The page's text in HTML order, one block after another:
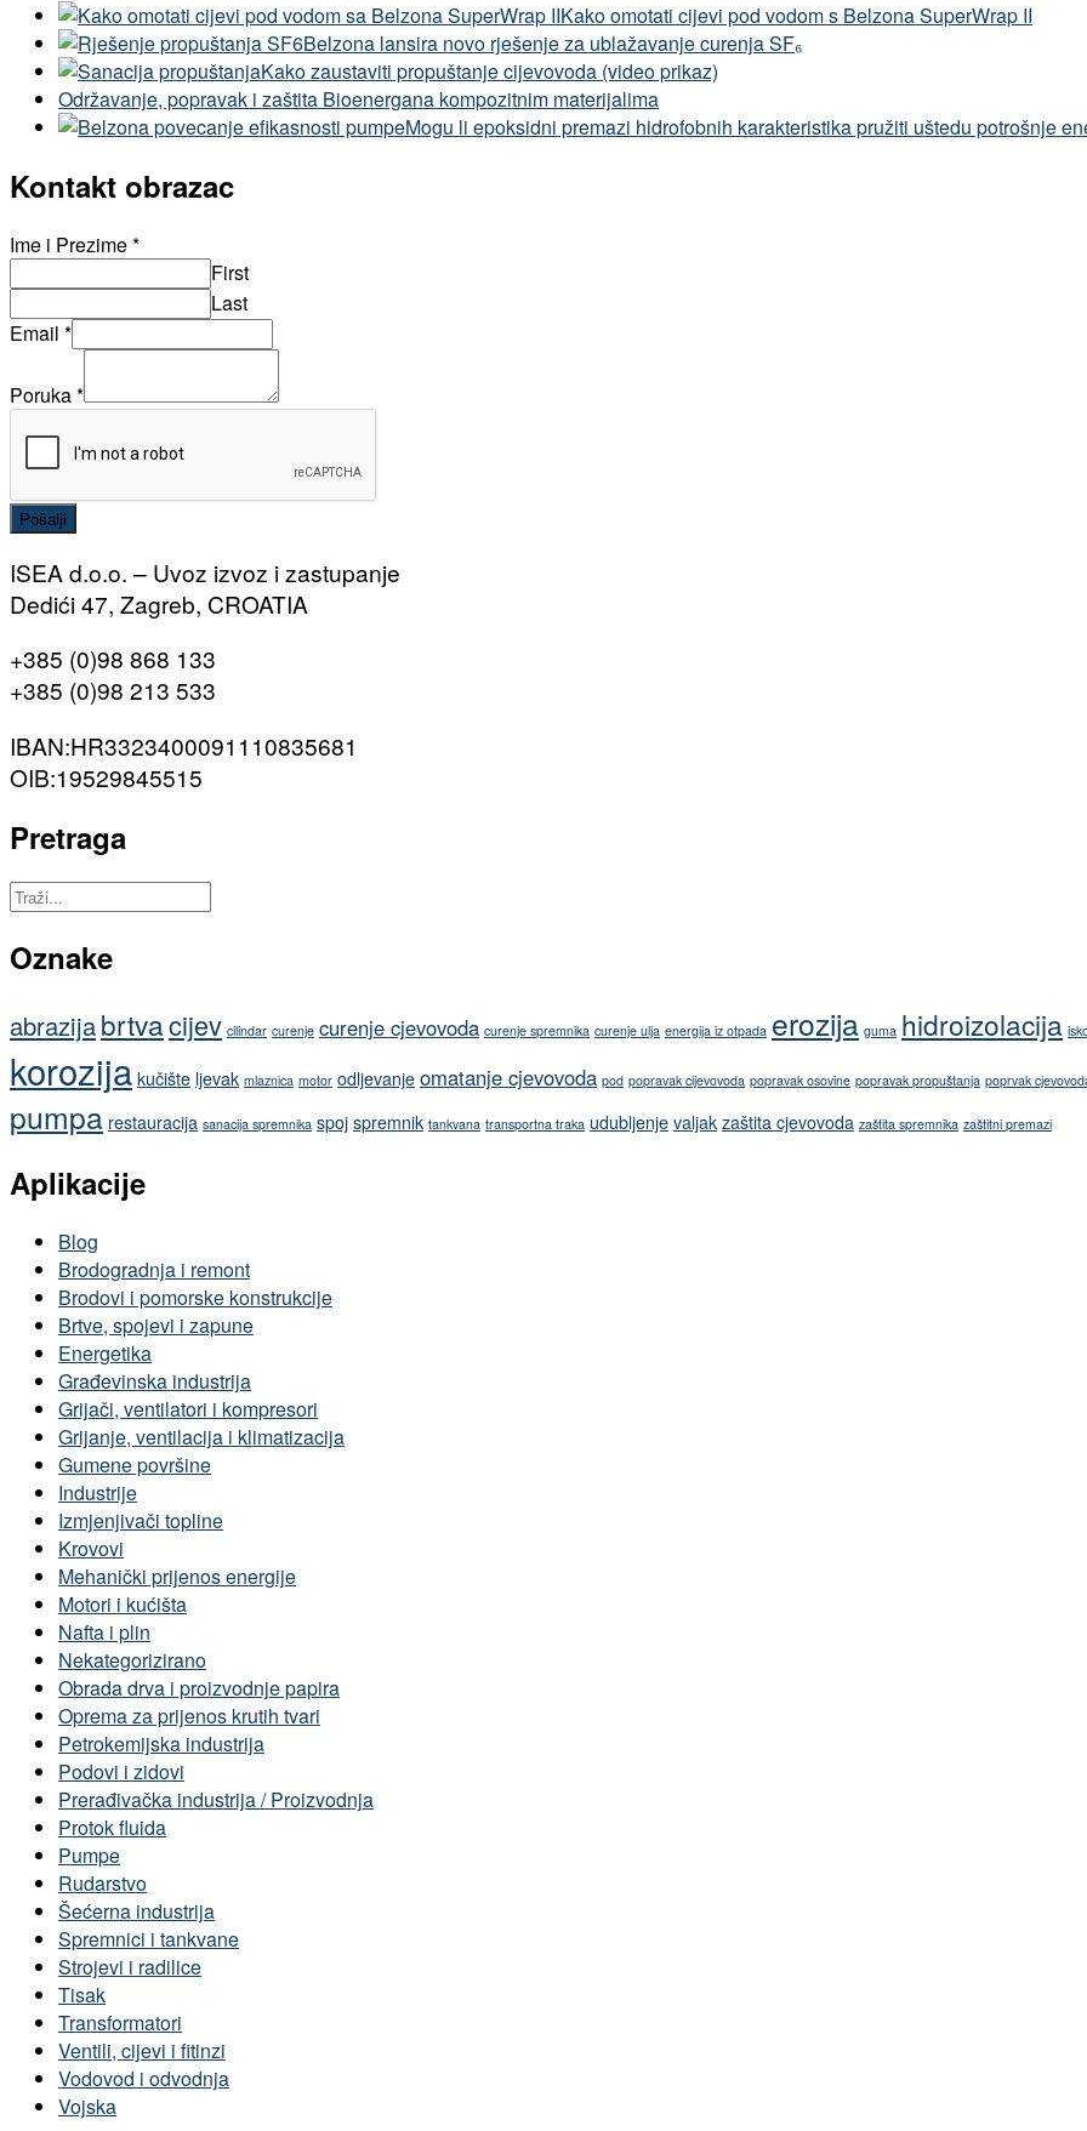
Kako omotati cijevi pod vodom s Belzona SuperWrap II
Belzona lansira novo rješenje za ublažavanje curenja SF₆
Kako zaustaviti propuštanje cijevovoda (video prikaz)
Održavanje, popravak i zaštita Bioenergana kompozitnim materijalima
Mogu li epoksidni premazi hidrofobnih karakteristika pružiti uštedu potrošnje
Kontakt obrazac
Ime i Prezime*
First
Last
Email *
Poruka*
Pošalji
ISEA d.o.o. – Uvoz izvoz i zastupanje
Dedići 47, Zagreb, CROATIA
+385 (0)98 868 133
+385 (0)98 213 533
IBAN:HR3323400091110835681
OIB:19529845515
Pretraga
Oznake
abrazijabrtvacijev cilindar curenje curenje cjevovoda curenje spremnika curenje ulja energija iz otpada erozija guma hidroizolacija
korozija kučište ljevak mlaznica motor odljevanje omatanje cjevovoda pod popravak cijevovoda popravak osovine popravak propuštanja poprvak
pumpa restauracija sanacija spremnika spoj spremnik tankvana transportna traka udubljenje valjak zaštita cjevovoda zaštita spremnika zaštitni premazi
Aplikacije
Blog
Brodogradnja i remont
Brodovi i pomorske konstrukcije
Brtve, spojevi i zapune
Energetika
Građevinska industrija
Grijači, ventilatori i kompresori
Grijanje, ventilacija i klimatizacija
Gumene površine
Industrije
Izmjenjivači topline
Krovovi
Mehanički prijenos energije
Motori i kućišta
Nafta i plin
Nekategorizirano
Obrada drva i proizvodnje papira
Oprema za prijenos krutih tvari
Petrokemijska industrija
Podovi i zidovi
Prerađivačka industrija / Proizvodnja
Protok fluida
Pumpe
Rudarstvo
Šećerna industrija
Spremnici i tankvane
Strojevi i radilice
Tisak
Transformatori
Ventili, cijevi i fitinzi
Vodovod i odvodnja
Vojska